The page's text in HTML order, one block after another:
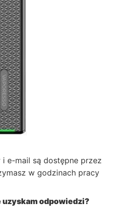
e-mail są dostępne przez
w godzinach pracy
uzyskam odpowiedzi?